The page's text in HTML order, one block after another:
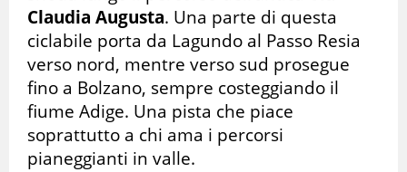
Claudia Augusta. Una parte di questa
ciclabile porta da Lagundo al Passo Resia
verso nord, mentre verso sud prosegue
fino a Bolzano, sempre costeggiando il
fiume Adige. Una pista che piace
soprattutto a chi ama i percorsi
pianeggianti in valle.